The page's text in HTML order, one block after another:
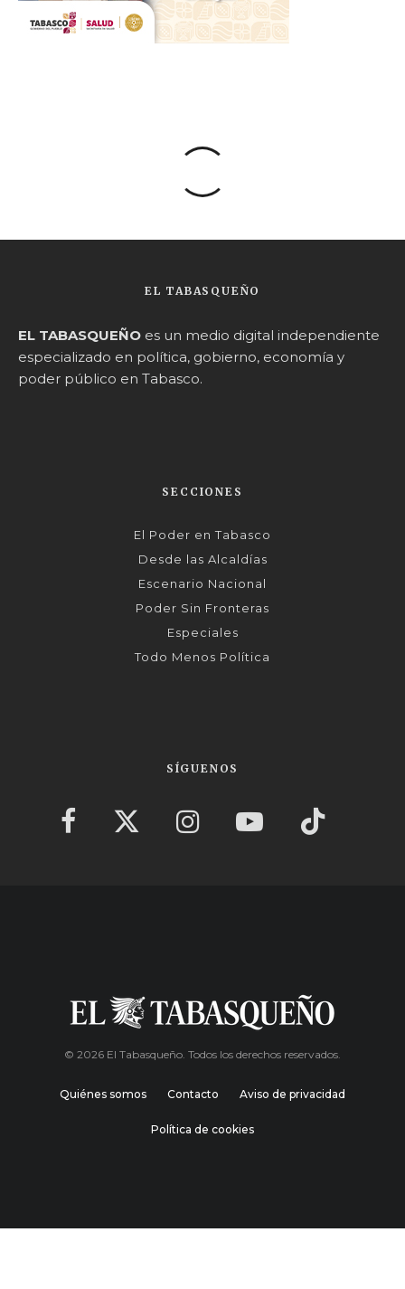
EL TABASQUEÑO
EL TABASQUEÑO es un medio digital independiente
especializado en política, gobierno, economía y
poder público en Tabasco.
SECCIONES
El Poder en Tabasco
Desde las Alcaldías
Escenario Nacional
Poder Sin Fronteras
Especiales
Todo Menos Política
SÍGUENOS
© 2026 El Tabasqueño. Todos los derechos reservados.
Quiénes somos Contacto Aviso de privacidad
Política de cookies